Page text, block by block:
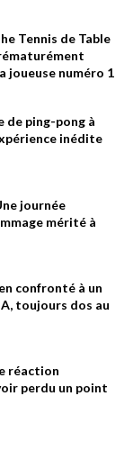
Tennis de Table
joueuse numéro 1
de ping-pong à
inédite
journée
mérité à
confronté à un
toujours dos au
réaction
perdu un point